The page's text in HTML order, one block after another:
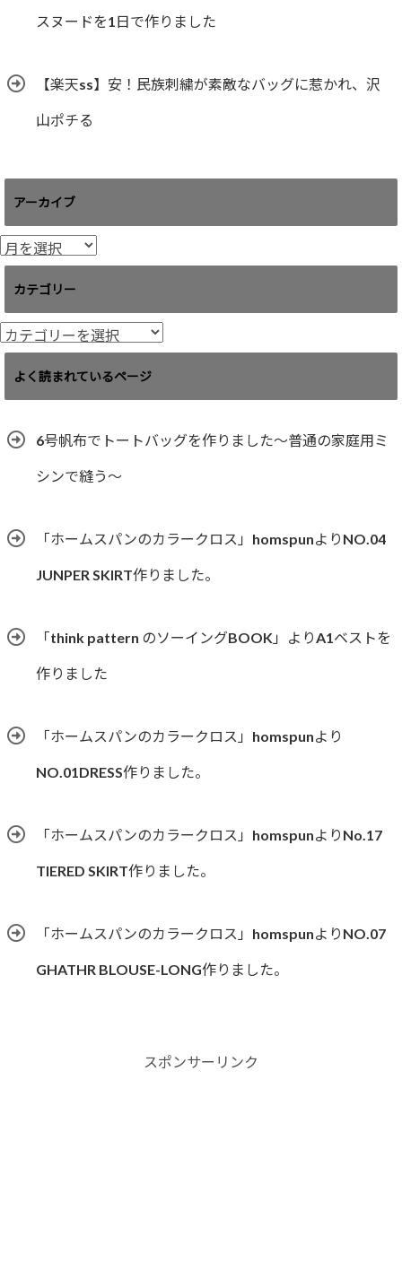
スヌードを1日で作りました
【楽天ss】安！民族刺繍が素敵なバッグに惹かれ、沢
山ポチる
アーカイブ
ア
ー
イ
ブ
カテゴリー
カ
テ
リ
よく読まれているページ
6号帆布でトートバッグを作りました〜普通の家庭用ミ
シンで縫う〜
「ホームスパンのカラークロス」homspunよりNO.04
JUNPER SKIRT作りました。
「think pattern のソーイングBOOK」よりA1ベストを
作りました
「ホームスパンのカラークロス」homspunより
NO.01DRESS作りました。
「ホームスパンのカラークロス」homspunよりNo.17
TIERED SKIRT作りました。
「ホームスパンのカラークロス」homspunよりNO.07
GHATHR BLOUSE-LONG作りました。
スポンサーリンク